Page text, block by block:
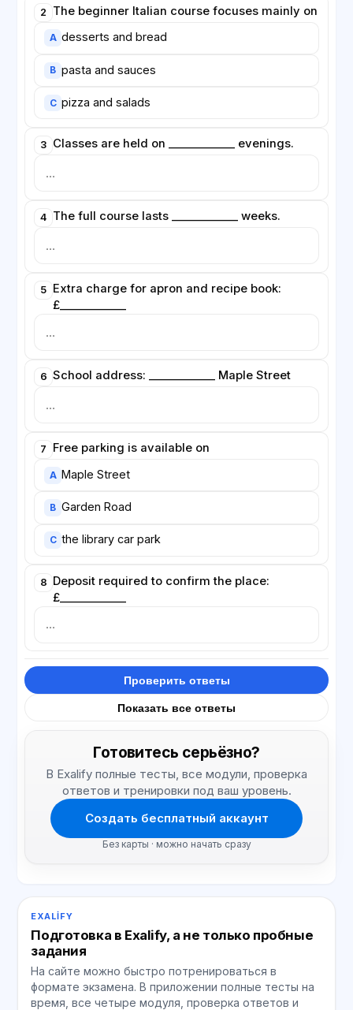
2 The beginner Italian course focuses mainly on
A desserts and bread
B pasta and sauces
C pizza and salads
3 Classes are held on ____________ evenings.
4 The full course lasts ____________ weeks.
5
Extra charge for apron and recipe book:
£____________
6 School address: ____________ Maple Street
7 Free parking is available on
A Maple Street
B Garden Road
C the library car park
8 Deposit required to confirm the place:
£____________
Проверить ответы
Показать все ответы
Готовитесь серьёзно?
В Exalify полные тесты, все модули, проверка
ответов и тренировки под ваш уровень.
Создать бесплатный аккаунт
Без карты · можно начать сразу
EXALIFY
Подготовка в Exalify, а не только пробные
задания
На сайте можно быстро потренироваться в
формате экзамена. В приложении полные тесты на
время, все четыре модуля, проверка ответов и